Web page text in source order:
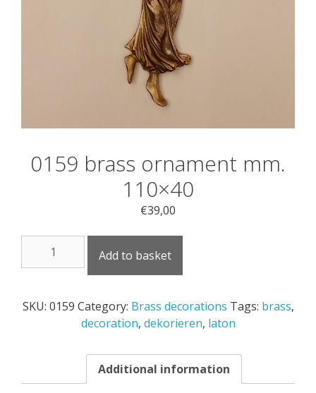
0159 brass ornament mm.
110×40
€39,00
110x40
Add to basket
SKU: 0159 Category: Brass decorations Tags: brass,
decoration, dekorieren, laton
Additional information